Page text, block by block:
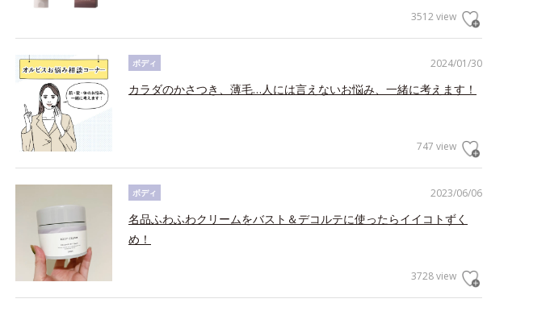
3512 view
2024/01/30
ボディ
カラダのかさつき、薄毛…人には言えないお悩み、一緒に考えます！
747 view
2023/06/06
ボディ
名品ふわふわクリームをバスト＆デコルテに使ったらイイコトずく
め！
3728 view